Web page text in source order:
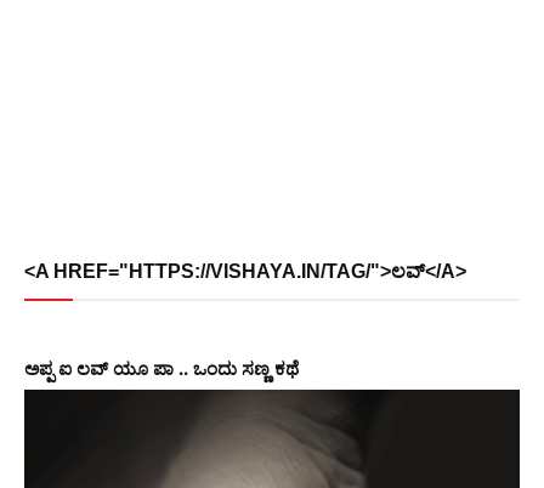
<A HREF="HTTPS://VISHAYA.IN/TAG/">ಲವ್</A>
ಅಪ್ಪ ಐ ಲವ್ ಯೂ ಪಾ .. ಒಂದು ಸಣ್ಣ ಕಥೆ